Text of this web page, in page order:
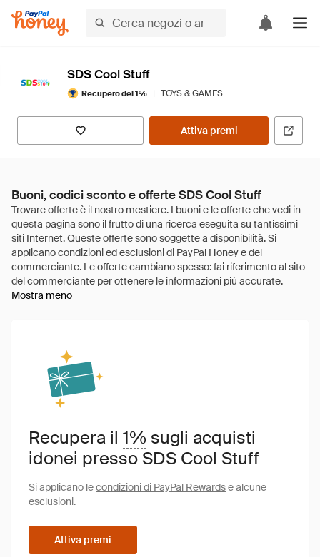
SDS Cool Stuff
Recupero del 1% | TOYS & GAMES
Attiva premi
Buoni, codici sconto e offerte SDS Cool Stuff
Mostra meno
Recupera il 1% sugli acquisti
idonei presso SDS Cool Stuff
Si applicano lecondizioni di PayPal Rewardse alcune
esclusioni.
Attiva premi